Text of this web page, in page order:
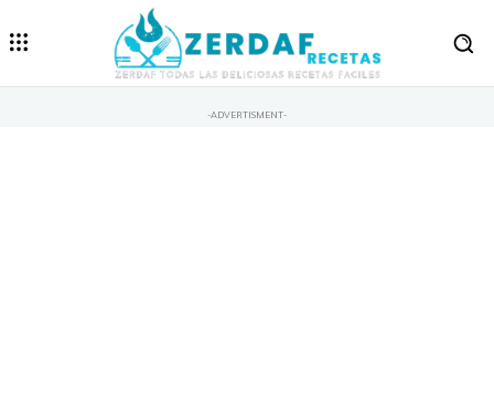
-ADVERTISMENT-